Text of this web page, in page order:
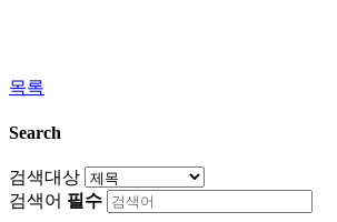
목록
Search
검색대상
검색어 필수